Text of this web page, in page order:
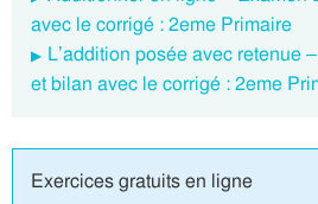
avec le corrigé : 2eme Primaire
L’addition posée avec retenue
et bilan avec le corrigé : 2eme
Exercices gratuits en ligne